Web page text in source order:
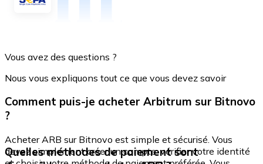
Vous avez des questions ?
Nous vous expliquons tout ce que vous devez savoir
Comment puis-je acheter Arbitrum sur Bitnovo
?
Acheter ARB sur Bitnovo est simple et sécurisé. Vous
devez simplement créer un compte, vérifier votre identité
Quelles méthodes de paiement sont